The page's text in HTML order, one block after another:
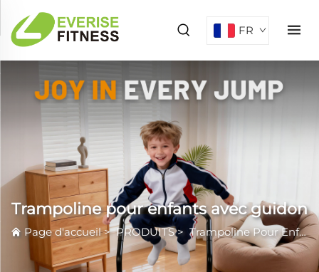
FR
Trampoline pour enfants avec guidon
Page d'accueil>PRODUITS> Trampoline Pour Enfants